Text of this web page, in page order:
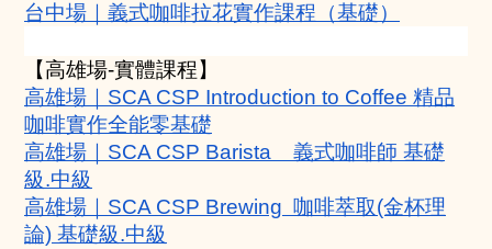
台中場｜義式咖啡拉花實作課程（基礎）
【高雄場-實體課程】
高雄場｜SCA CSP Introduction to Coffee 精品
咖啡實作全能零基礎
高雄場｜SCA CSP Barista    義式咖啡師 基礎
級.中級
高雄場｜SCA CSP Brewing  咖啡萃取(金杯理
論) 基礎級.中級